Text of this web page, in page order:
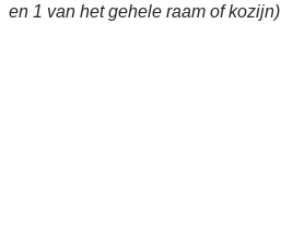
en 1 van het gehele raam of kozijn)